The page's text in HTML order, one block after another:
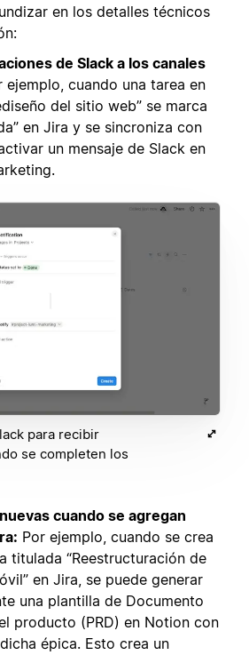
en los detalles técnicos
de Slack a los canales
ejemplo, cuando una tarea en
del sitio web” se marca
en Jira y se sincroniza con
un mensaje de Slack en
para recibir
se completen los
cuando se agregan
Por ejemplo, cuando se crea
titulada “Reestructuración de
en Jira, se puede generar
una plantilla de Documento
producto (PRD) en Notion con
épica. Esto crea un